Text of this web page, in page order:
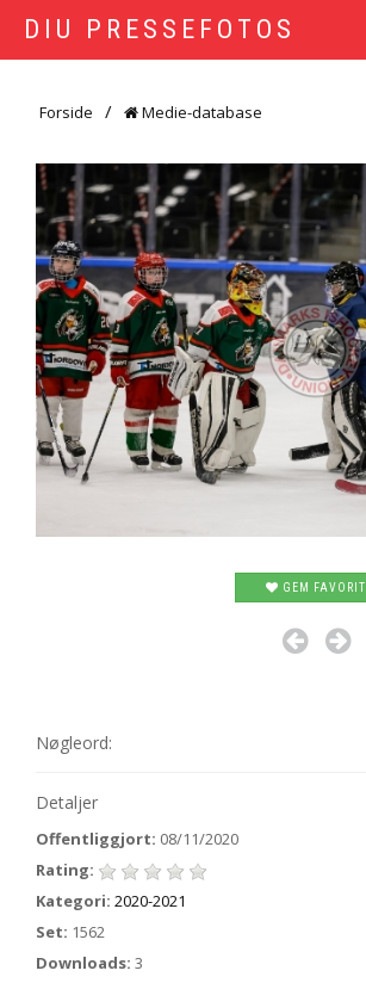
DIU PRESSEFOTOS
Forside Medie-database
GEM FAVORIT
Nøgleord:
Detaljer
Offentliggjort: 08/11/2020
Rating:
Kategori: 2020-2021
Set: 1562
Downloads: 3